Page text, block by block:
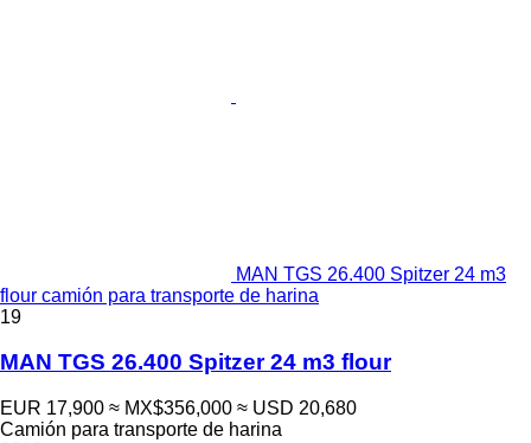
MAN TGS 26.400 Spitzer 24 m3
flour camión para transporte de harina
19
MAN TGS 26.400 Spitzer 24 m3 flour
EUR 17,900 ≈ MX$356,000 ≈ USD 20,680
Camión para transporte de harina